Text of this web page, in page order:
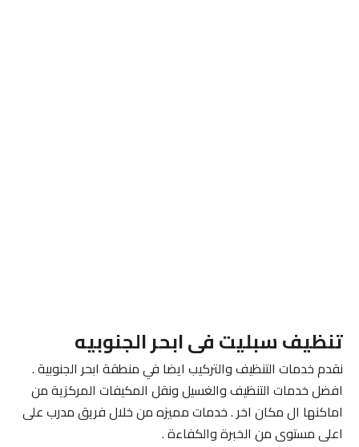
تنظيف سبليت فى ابحر الجنوبيه
نقدم خدمات التنظيف والتركيب ايضا في منطقة ابحر الجنوبية .
افضل خدمات التنظيف والغسيل ونقل المكيفات المركزية من
اماكنها ال مكان اخر . خدمات مميزه من خلال فريق مدرب على
اعلى مستوى من الخبرة والكفاءة .